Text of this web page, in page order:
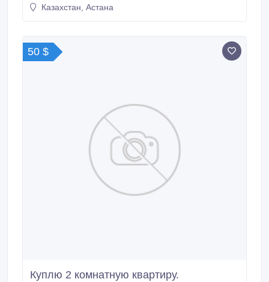
Казахстан, Астана
50 $
Куплю 2 комнатную квартиру.